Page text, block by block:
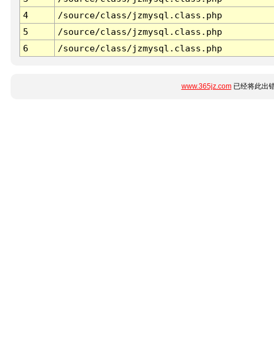
4
/source/class/jzmysql.class.php
5
/source/class/jzmysql.class.php
6
/source/class/jzmysql.class.php
www.365jz.com已经将此出